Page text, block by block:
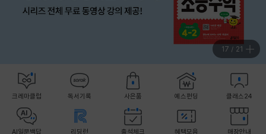
17 / 21
크레마클럽 독서기록 사은품 예스펀딩 클래스24
AI일문백답 리딩런 출석체크 혜택모음 매장안내